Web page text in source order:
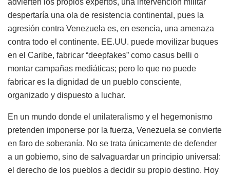
despertaría una ola de resistencia continental, pues la
agresión contra Venezuela es, en esencia, una amenaza
contra todo el continente. EE.UU. puede movilizar buques
en el Caribe, fabricar “deepfakes” como casus belli o
montar campañas mediáticas; pero lo que no puede
fabricar es la dignidad de un pueblo consciente,
organizado y dispuesto a luchar.
En un mundo donde el unilateralismo y el hegemonismo
pretenden imponerse por la fuerza, Venezuela se convierte
en faro de soberanía. No se trata únicamente de defender
a un gobierno, sino de salvaguardar un principio universal:
el derecho de los pueblos a decidir su propio destino. Hoy